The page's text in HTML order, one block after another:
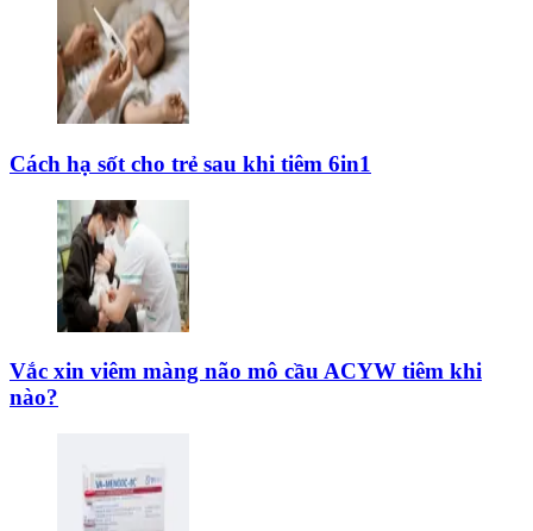
Cách hạ sốt cho trẻ sau khi tiêm 6in1
Vắc xin viêm màng não mô cầu ACYW tiêm khi
nào?